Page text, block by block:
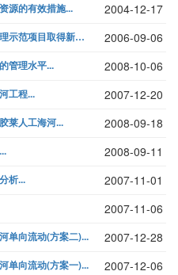
源的有效措施... 2004-12-17
王诗成：国际合作推进渤海环境管理示范项目取得新成效... 2006-09-06
管理水平... 2008-10-06
工程... 2007-12-20
莱人工海河... 2008-09-18
2008-09-11
析... 2007-11-01
2007-11-06
单向流动(方案二)... 2007-12-28
单向流动(方案一)... 2007-12-06